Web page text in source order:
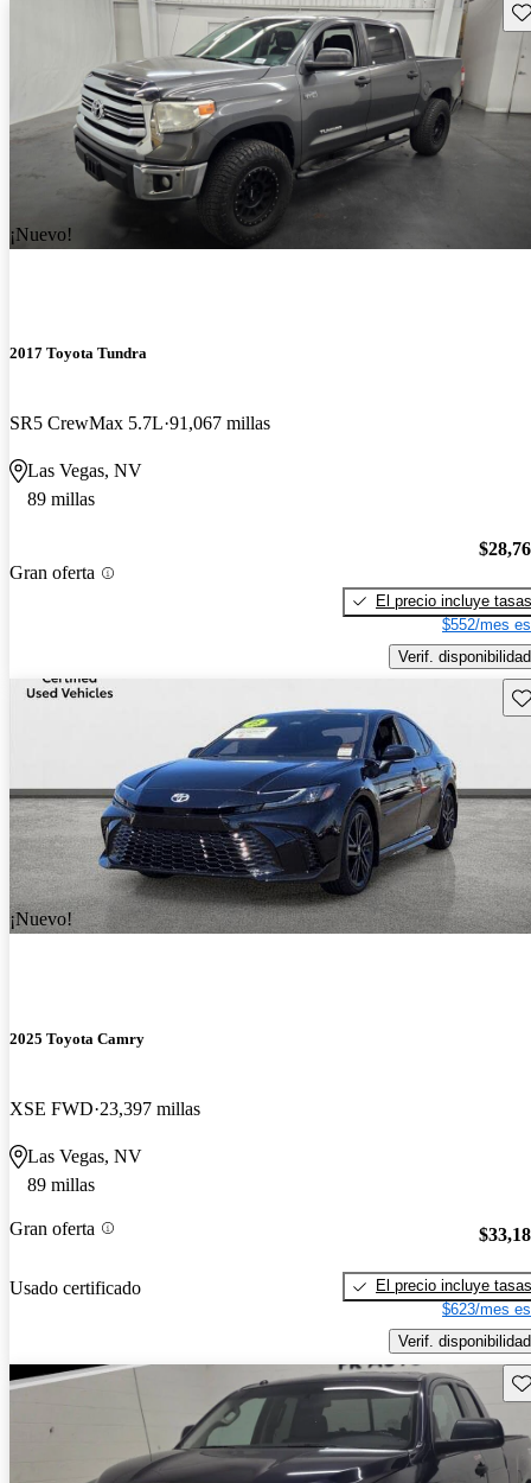
¡Nuevo!
2017 Toyota Tundra
SR5 CrewMax 5.7L 91,067 millas
Las Vegas, NV
89 millas
Gran oferta
El precio incluye tasas
$552/mes
Verif. disponibilidad
¡Nuevo!
2025 Toyota Camry
XSE FWD 23,397 millas
Las Vegas, NV
89 millas
Gran oferta
Usado certificado
El precio incluye tasas
$623/mes
Verif. disponibilidad